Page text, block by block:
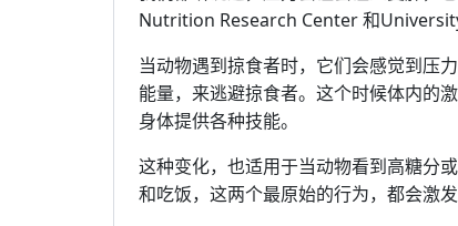
Nutrition Research Center 和
当动物遇到掠食者时，它们会感觉到压
能量，来逃避掠食者。这个时候体内的
身体提供各种技能。
这种变化，也适用于当动物看到高糖分
和吃饭，这两个最原始的行为，都会激发